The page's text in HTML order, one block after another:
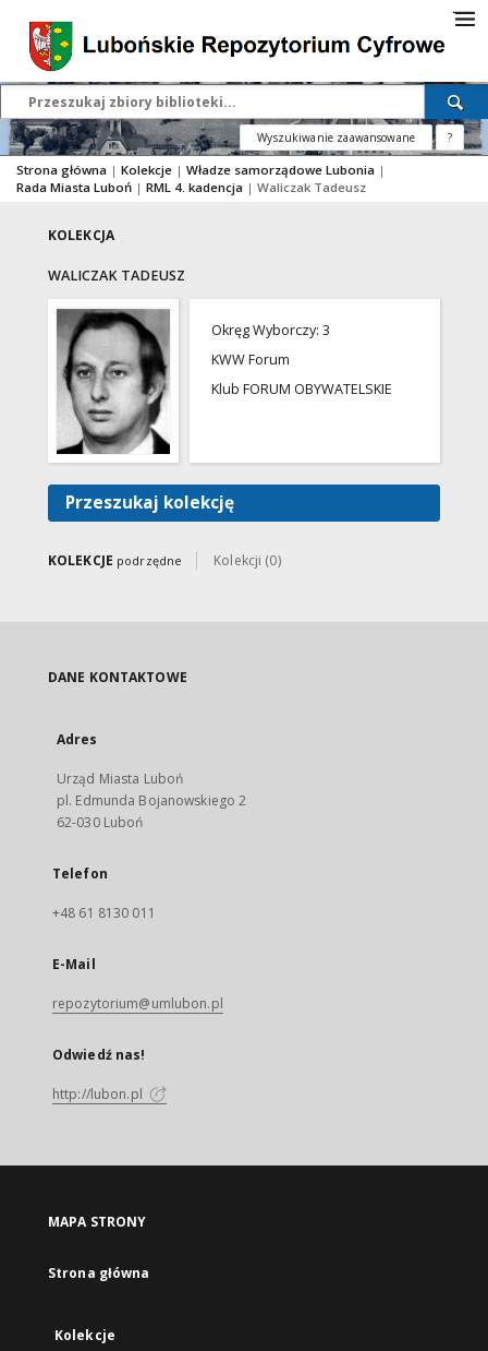
Wyszukiwanie zaawansowane ?
Strona główna | Kolekcje | Władze samorządowe Lubonia |
Rada Miasta Luboń | RML 4. kadencja | Waliczak Tadeusz
KOLEKCJA
WALICZAK TADEUSZ
Okręg Wyborczy: 3
KWW Forum
Klub FORUM OBYWATELSKIE
Przeszukaj kolekcję
KOLEKCJE podrzędne Kolekcji (0)
DANE KONTAKTOWE
Adres
Urząd Miasta Luboń
pl. Edmunda Bojanowskiego 2
62-030 Luboń
Telefon
+48 61 8130 011
E-Mail
repozytorium@umlubon.pl
Odwiedź nas!
http://lubon.pl
MAPA STRONY
Strona główna
Kolekcje